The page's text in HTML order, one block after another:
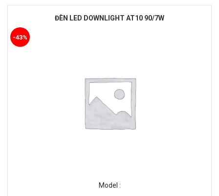
ĐÈN LED DOWNLIGHT AT10 90/7W
Model :
-43%